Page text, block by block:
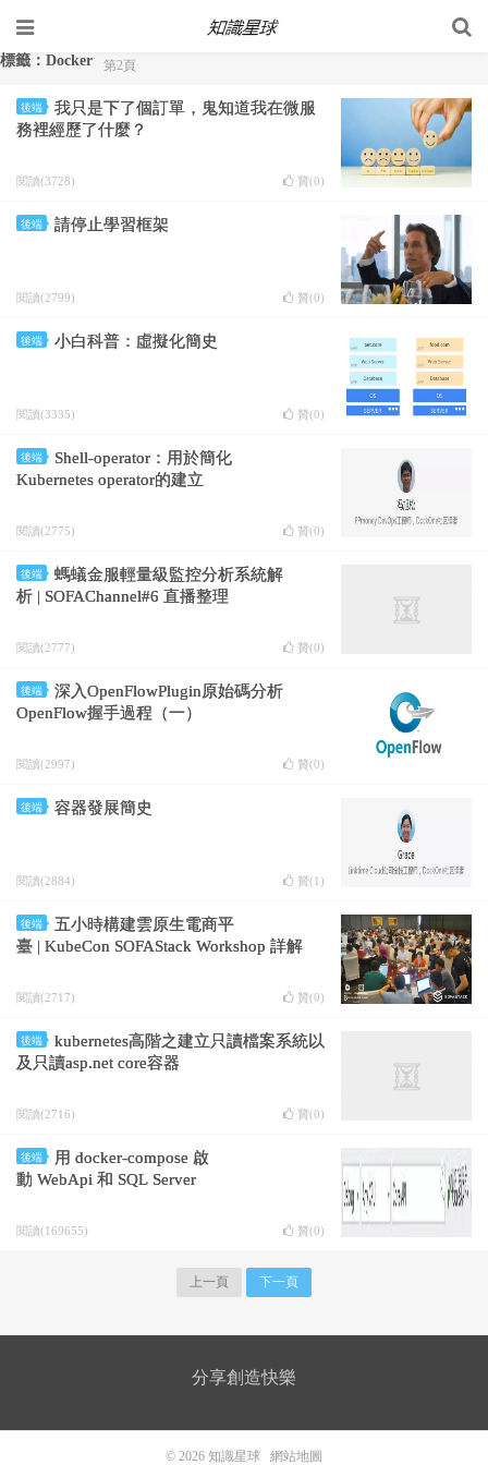
標籤：Docker 第2頁
後端
我只是下了個訂單，鬼知道我在微服
務裡經歷了什麼？
閱讀(3728) 贊(0)
後端 請停止學習框架
閱讀(2799) 贊(0)
後端 小白科普：虛擬化簡史
閱讀(3335) 贊(0)
後端
Shell-operator：用於簡化
Kubernetes operator的建立
閱讀(2775) 贊(0)
後端
螞蟻金服輕量級監控分析系統解
析 | SOFAChannel#6 直播整理
閱讀(2777) 贊(0)
後端
深入OpenFlowPlugin原始碼分析
OpenFlow握手過程（一）
閱讀(2997) 贊(0)
後端 容器發展簡史
閱讀(2884) 贊(1 )
後端
五小時構建雲原生電商平
臺 | KubeCon SOFAStack Workshop 詳解
閱讀(2717) 贊(0)
後端
kubernetes高階之建立只讀檔案系統以
及只讀asp.net core容器
閱讀(2716) 贊(0)
後端
用 docker-compose 啟
動 WebApi 和 SQL Server
閱讀(169655) 贊(0)
上一頁 下一頁
分享創造快樂
© 2026 知識星球 網站地圖